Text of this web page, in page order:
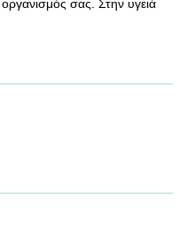
σας. Στην υγειά